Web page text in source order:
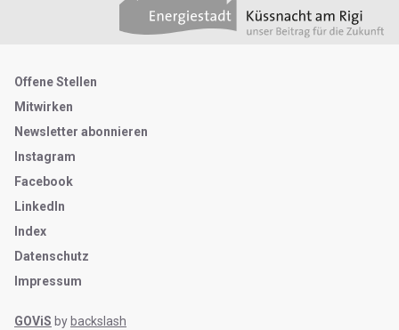
Metanavigation
Offene Stellen
Mitwirken
Newsletter abonnieren
Instagram
Facebook
LinkedIn
Index
Datenschutz
Impressum
GOViS by backslash